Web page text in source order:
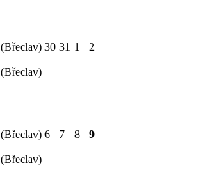
30 31 1 2
6 7 8 9